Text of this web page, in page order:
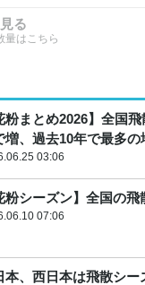
る
量はこちら
粉まとめ2026】全国
増、過去10年で最多の
03:06
粉シーズン】全国の
07:06
本、西日本は飛散シ